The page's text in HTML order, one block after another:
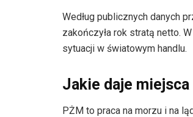
Według publicznych danych
zakończyła rok stratą netto.
sytuacji w światowym handlu.
Jakie daje miejsca
PŻM to praca na morzu i na